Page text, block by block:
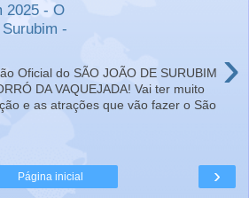
2025 - O
-
›
Oficial do SÃO JOÃO DE SURUBIM
DA VAQUEJADA! Vai ter muito
e as atrações que vão fazer o São
›
Página inicial